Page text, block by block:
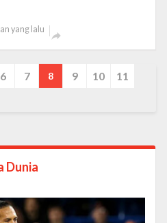
yang lalu

6 7 8 9 10 11
Dunia